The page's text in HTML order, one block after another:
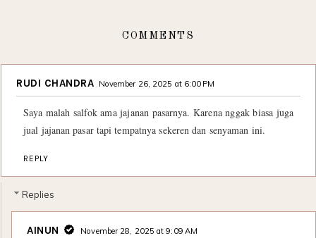
COMMENTS
RUDI CHANDRA November 26, 2025 at 6:00 PM
Saya malah salfok ama jajanan pasarnya. Karena nggak biasa juga
jual jajanan pasar tapi tempatnya sekeren dan senyaman ini.
REPLY
Replies
AINUN November 28, 2025 at 9:09 AM